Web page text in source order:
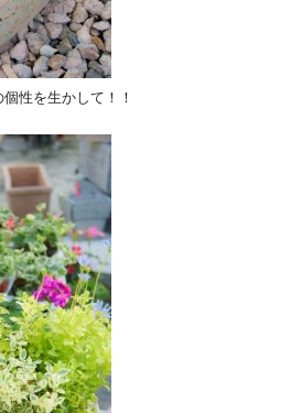
性を生かして！！